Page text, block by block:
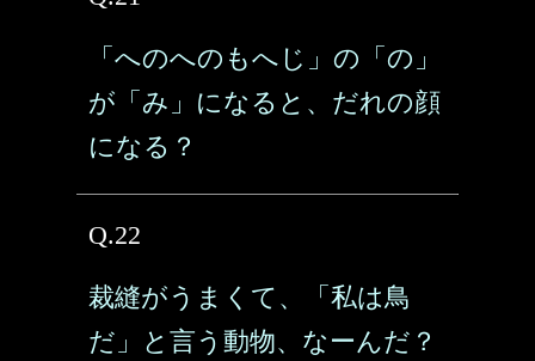
「へのへのもへじ」の「の」
が「み」になると、だれの顔
になる？
Q.22
裁縫がうまくて、「私は鳥
だ」と言う動物、なーんだ？